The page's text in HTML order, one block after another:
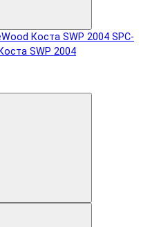
SPC-
SWP 2004